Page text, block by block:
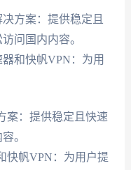
方案：提供稳定且
问国内内容。
和快帆VPN：为用
案：提供稳定且快速
。
快帆VPN：为用户提